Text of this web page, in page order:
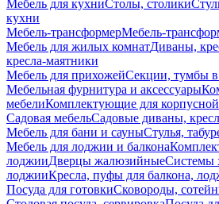
Мебель для кухниСтолы, столики
кухни
Мебель-трансформерМебель-
Мебель для жилых комнатДиваны,
кресла-маятники
Мебель для прихожейСекции, тумбы
Мебельная фурнитура и аксессуары
мебелиКомплектующие для
Садовая мебельСадовые диваны,
Мебель для бани и сауныСтулья,
Мебель для лоджии и балкона
лоджииДверцы жалюзийныеСистемы
лоджииКресла, пуфы для балкона,
Посуда для готовкиСковороды,